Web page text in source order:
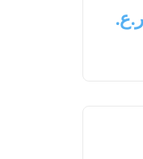
ر.ع.